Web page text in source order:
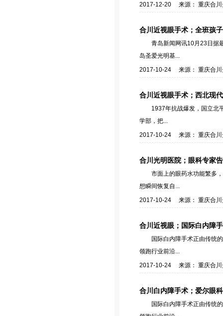
2017-12-20 来源： 重庆合川
合川近视眼手术；全班孩
青岛新闻网讯10月23日据
岛圣爱光明基...
2017-10-24 来源： 重庆合川
合川近视眼手术；西北现
​​1937年抗战爆发，国立北
学部，把...
2017-10-24 来源： 重庆合川
合川光明医院；眼科专家
市面上的眼药水功能繁多
想瞬间恢复自...
2017-10-24 来源： 重庆合川
合川近视眼；国际白内障
国际白内障手术正由传统
领跑行业前沿...
2017-10-24 来源： 重庆合川
合川白内障手术；爱尔眼
国际白内障手术正由传统